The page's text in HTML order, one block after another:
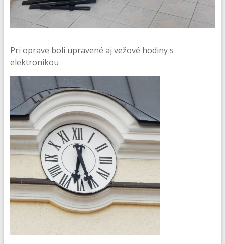
Pri oprave boli upravené aj vežové hodiny s
elektronikou